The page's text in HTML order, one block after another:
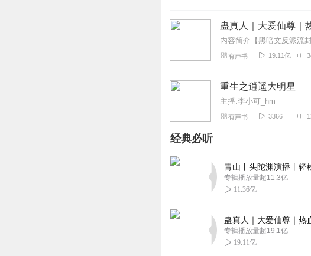
蛊真人｜大爱仙尊｜
有声书 19.11亿
重生之逍遥大明星
主播:李小可_hm
有声书 3366
经典必听
青山丨头陀渊演播丨轻
专辑播放量超11.3亿
11.36亿
蛊真人｜大爱仙尊｜热
专辑播放量超19.1亿
19.11亿